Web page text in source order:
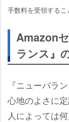
手数料を受領するこ
Amazon
ランス』
『ニューバラ
心地のよさに定
人によっては